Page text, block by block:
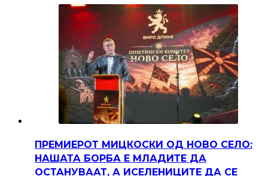
ПРЕМИЕРОТ МИЦКОСКИ ОД НОВО СЕЛО:
НАШАТА БОРБА Е МЛАДИТЕ ДА
ОСТАНУВААТ, А ИСЕЛЕНИЦИТЕ ДА СЕ